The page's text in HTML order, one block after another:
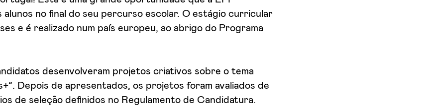
alunos no final do seu percurso escolar. O estágio curricular
e é realizado num país europeu, ao abrigo do Programa
desenvolveram projetos criativos sobre o tema
Depois de apresentados, os projetos foram avaliados de
de seleção definidos no Regulamento de Candidatura.